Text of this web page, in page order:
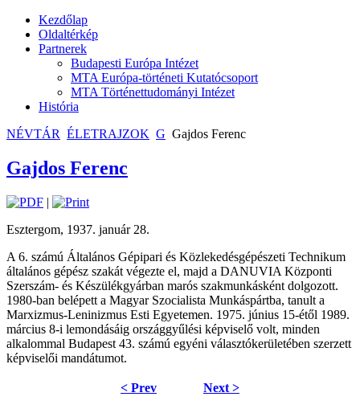
Kezdőlap
Oldaltérkép
Partnerek
Budapesti Európa Intézet
MTA Európa-történeti Kutatócsoport
MTA Történettudományi Intézet
História
NÉVTÁR ÉLETRAJZOK G Gajdos Ferenc
Gajdos Ferenc
|
Esztergom, 1937. január 28.
A 6. számú Általános Gépipari és Közlekedésgépészeti Technikum
általános gépész szakát végezte el, majd a DANUVIA Központi
Szerszám- és Készülékgyárban marós szakmunkásként dolgozott.
1980-ban belépett a Magyar Szocialista Munkáspártba, tanult a
Marxizmus-Leninizmus Esti Egyetemen. 1975. június 15-étől 1989.
március 8-i lemondásáig országgyűlési képviselő volt, minden
alkalommal Budapest 43. számú egyéni választókerületében szerzett
képviselői mandátumot.
< Prev Next >